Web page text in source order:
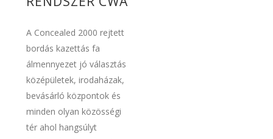
A Concealed 2000 rejtett
bordás kazettás fa
álmennyezet jó választás
középületek, irodaházak,
bevásárló központok és
minden olyan közösségi
tér ahol hangsúlyt